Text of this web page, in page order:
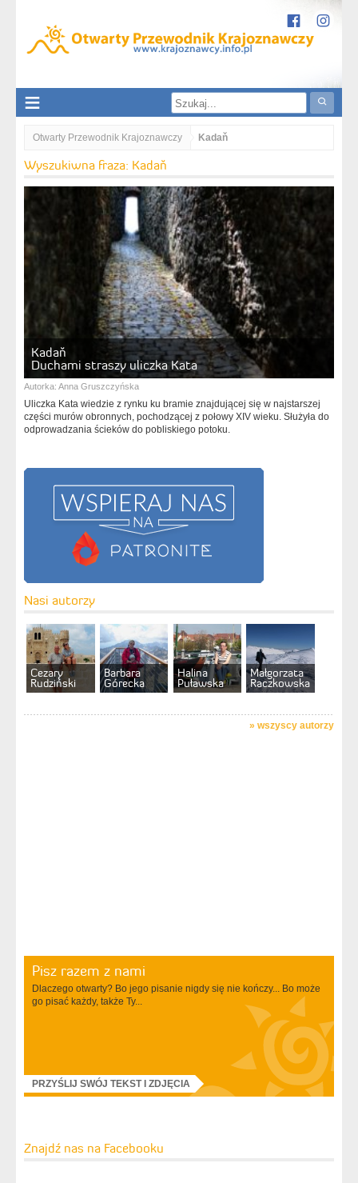
Otwarty Przewodnik Krajoznawczy Kadaň
Wyszukiwna fraza: Kadaň
Kadaň
Duchami straszy uliczka Kata
Autorka: Anna Gruszczyńska
Uliczka Kata wiedzie z rynku ku bramie znajdującej się w najstarszej
części murów obronnych, pochodzącej z połowy XIV wieku. Służyła do
odprowadzania ścieków do pobliskiego potoku.
Nasi autorzy
Cezary
Rudziński
Barbara
Górecka
Halina
Puławska
Małgorzata
Raczkowska
» wszyscy autorzy
Pisz razem z nami
Dlaczego otwarty? Bo jego pisanie nigdy się nie kończy... Bo może
go pisać każdy, także Ty...
PRZYŚLIJ SWÓJ TEKST I ZDJĘCIA
Znajdź nas na Facebooku